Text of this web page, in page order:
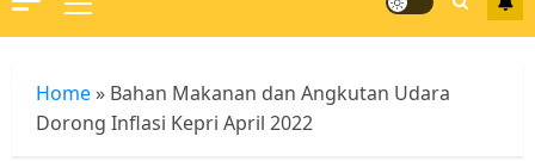
Menu
Home » Bahan Makanan dan Angkutan Udara
Dorong Inflasi Kepri April 2022